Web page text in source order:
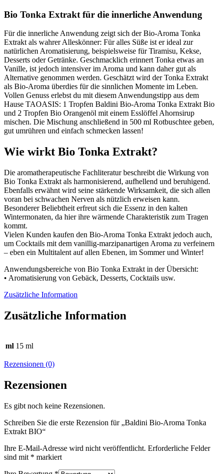
Bio Tonka Extrakt für die innerliche Anwendung
Für die innerliche Anwendung zeigt sich der Bio-Aroma Tonka
Extrakt als wahrer Alleskönner: Für alles Süße ist er ideal zur
natürlichen Aromatisierung, beispielsweise für Tiramisu, Kekse,
Desserts oder Getränke. Geschmacklich erinnert Tonka etwas an
Vanille, ist jedoch intensiver im Aroma und kann daher gut als
Alternative genommen werden. Geschätzt wird der Tonka Extrakt
als Bio-Aroma überdies für die sinnlichen Momente im Leben.
Vollen Genuss erlebst du mit diesem Anwendungstipp aus dem
Hause TAOASIS: 1 Tropfen Baldini Bio-Aroma Tonka Extrakt Bio
und 2 Tropfen Bio Orangenöl mit einem Esslöffel Ahornsirup
mischen. Die Mischung anschließend in 500 ml Rotbuschtee geben,
gut umrühren und einfach schmecken lassen!
Wie wirkt Bio Tonka Extrakt?
Die aromatherapeutische Fachliteratur beschreibt die Wirkung von
Bio Tonka Extrakt als harmonisierend, aufhellend und beruhigend.
Ebenfalls erwähnt wird seine stärkende Wirksamkeit, die sich allen
voran bei schwachen Nerven als nützlich erweisen kann.
Besonderer Beliebtheit erfreut sich die Essenz in den kalten
Wintermonaten, da hier ihre wärmende Charakteristik zum Tragen
kommt.
Vielen Kunden kaufen den Bio-Aroma Tonka Extrakt jedoch auch,
um Cocktails mit dem vanillig-marzipanartigen Aroma zu verfeinern
– eben ein Multitalent auf allen Ebenen, im Sommer und Winter!
Anwendungsbereiche von Bio Tonka Extrakt in der Übersicht:
• Aromatisierung von Gebäck, Desserts, Cocktails usw.
Zusätzliche Information
Zusätzliche Information
ml 15 ml
Rezensionen (0)
Rezensionen
Es gibt noch keine Rezensionen.
Schreiben Sie die erste Rezension für „Baldini Bio-Aroma Tonka
Extrakt BIO“
Ihre E-Mail-Adresse wird nicht veröffentlicht. Erforderliche Felder
sind mit * markiert